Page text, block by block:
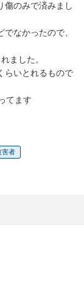
傷のみで済みまし
なかったので、
ました。
らいとれるもので
てます
害者